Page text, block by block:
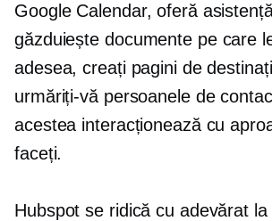
Google Calendar, oferă
găzduiește documente pe care
adesea, creați pagini de
urmăriți-vă persoanele de
acestea interacționează cu
faceți.
Hubspot se ridică cu adevărat